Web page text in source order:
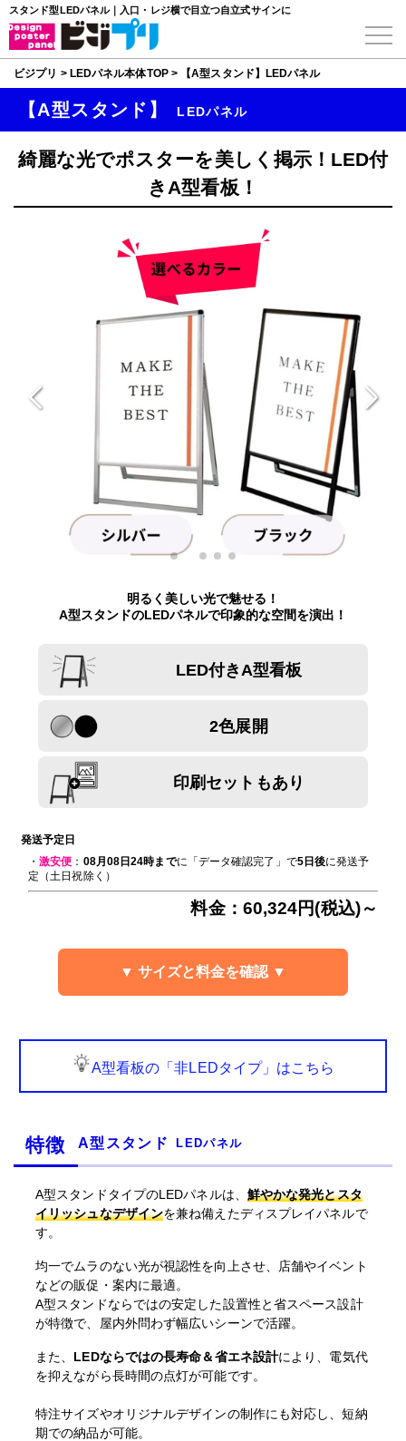
スタンド型LEDパネル｜入口・レジ横で目立つ自立式サインに
ビジプリ > LEDパネル本体TOP > 【A型スタンド】LEDパネル
【A型スタンド】 LEDパネル
綺麗な光でポスターを美しく掲示！LED付
きA型看板！
明るく美しい光で魅せる！
A型スタンドのLEDパネルで印象的な空間を演出！
LED付きA型看板
2色展開
印刷セットもあり
発送予定日
・激安便 ： 08月08日24時までに「データ確認完了」で5日後に発送予
定（土日祝除く）
料金：60,324円(税込)～
▼ サイズと料金を確認 ▼
A型看板の「非LEDタイプ」はこちら
特徴 A型スタンド LEDパネル
A型スタンドタイプのLEDパネルは、 鮮やかな発光とスタ
イリッシュなデザインを兼ね備えたディスプレイパネルで
す。
均一でムラのない光が視認性を向上させ、店舗やイベント
などの販促・案内に最適。
A型スタンドならではの安定した設置性と省スペース設計
が特徴で、屋内外問わず幅広いシーンで活躍。
また、 LEDならではの長寿命＆省エネ設計により、電気代
を抑えながら長時間の点灯が可能です。
特注サイズやオリジナルデザインの制作にも対応し、短納
期での納品が可能。